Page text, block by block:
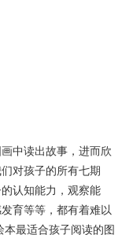
中读出故事，进而欣
对孩子的所有七期
认知能力，观察能
育等等，都有着难以
最适合孩子阅读的图